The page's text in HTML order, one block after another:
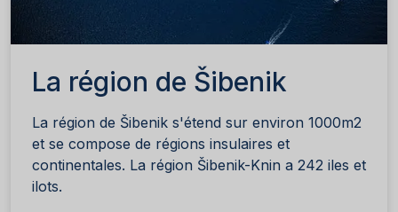
La région de Šibenik
La région de Šibenik s'étend sur environ 1000m2
et se compose de régions insulaires et
continentales. La région Šibenik-Knin a 242 iles et
ilots.